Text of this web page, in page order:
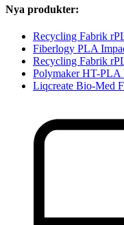
Nya produkter:
Recycling Fabrik
Fiberlogy PLA
Recycling Fabrik
Polymaker HT-PLA
Liqcreate Bio-Med